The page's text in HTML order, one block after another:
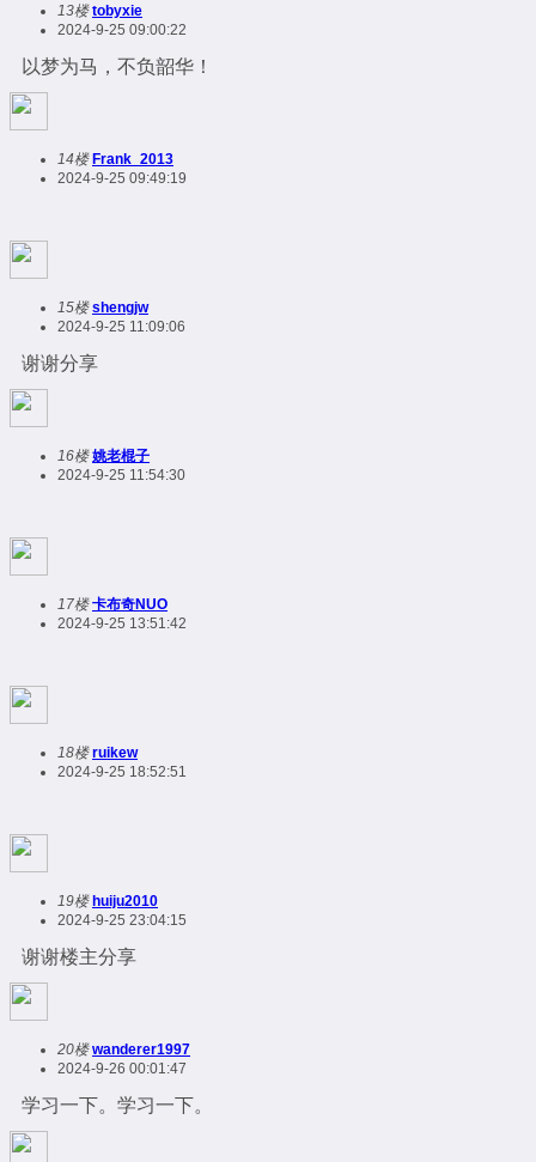
13楼 tobyxie
2024-9-25 09:00:22
以梦为马，不负韶华！
14楼 Frank_2013
2024-9-25 09:49:19
15楼 shengjw
2024-9-25 11:09:06
谢谢分享
16楼 姚老棍子
2024-9-25 11:54:30
17楼 卡布奇NUO
2024-9-25 13:51:42
18楼 ruikew
2024-9-25 18:52:51
19楼 huiju2010
2024-9-25 23:04:15
谢谢楼主分享
20楼 wanderer1997
2024-9-26 00:01:47
学习一下。学习一下。